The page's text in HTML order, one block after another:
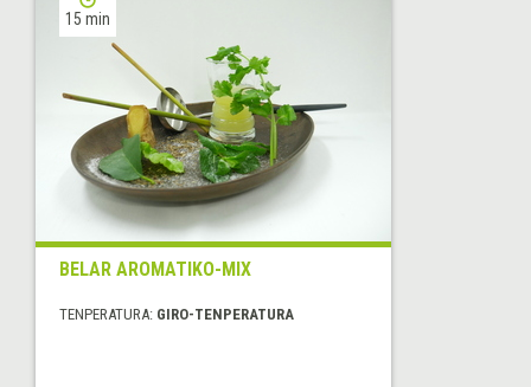
15 min
BELAR AROMATIKO-MIX
TENPERATURA: GIRO-TENPERATURA